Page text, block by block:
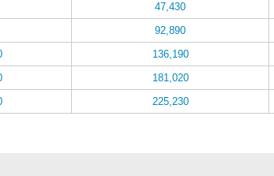
47,430
92,890
136,190
181,020
225,230